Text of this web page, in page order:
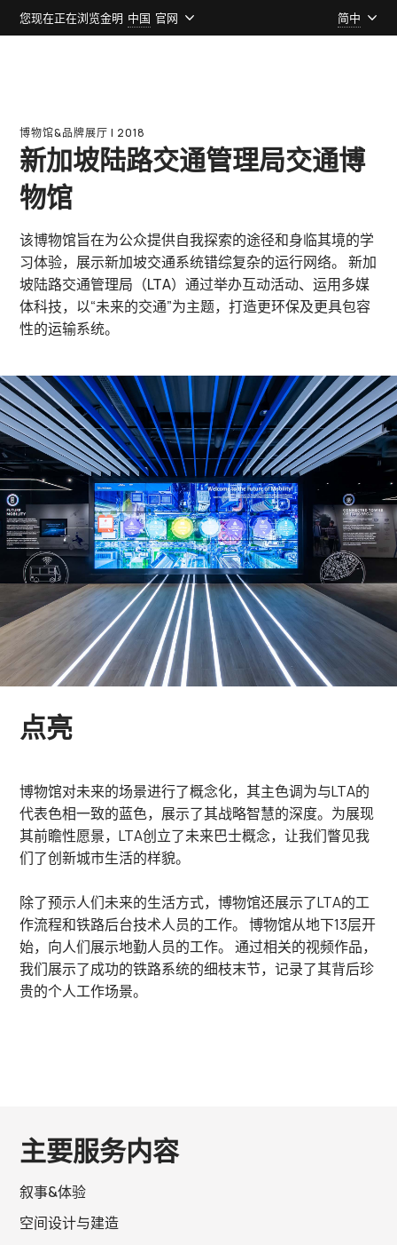
您现在正在浏览金明 中国 官网 简中
博物馆&品牌展厅 l 2018
新加坡陆路交通管理局交通博
物馆
该博物馆旨在为公众提供自我探索的途径和身临其境的学
习体验，展示新加坡交通系统错综复杂的运行网络。 新加
坡陆路交通管理局（LTA）通过举办互动活动、运用多媒
体科技，以“未来的交通”为主题，打造更环保及更具包容
性的运输系统。
点亮
博物馆对未来的场景进行了概念化，其主色调为与LTA的
代表色相一致的蓝色，展示了其战略智慧的深度。为展现
其前瞻性愿景，LTA创立了未来巴士概念，让我们瞥见我
们了创新城市生活的样貌。
除了预示人们未来的生活方式，博物馆还展示了LTA的工
作流程和铁路后台技术人员的工作。 博物馆从地下13层开
始，向人们展示地勤人员的工作。 通过相关的视频作品，
我们展示了成功的铁路系统的细枝末节，记录了其背后珍
贵的个人工作场景。
主要服务内容
叙事&体验
空间设计与建造